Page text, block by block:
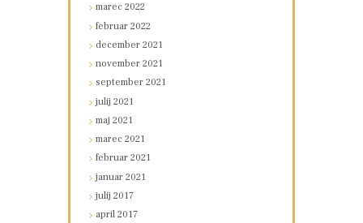
marec2022
februar2022
december2021
november2021
september2021
julij2021
maj2021
marec2021
februar2021
januar2021
julij2017
april2017